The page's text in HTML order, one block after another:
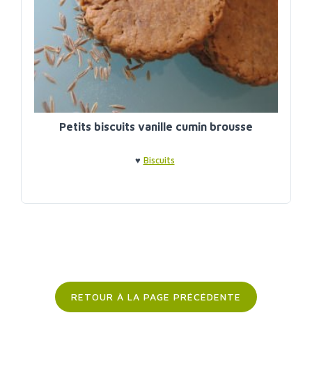
Petits biscuits vanille cumin brousse
♥ Biscuits
RETOUR À LA PAGE PRÉCÉDENTE